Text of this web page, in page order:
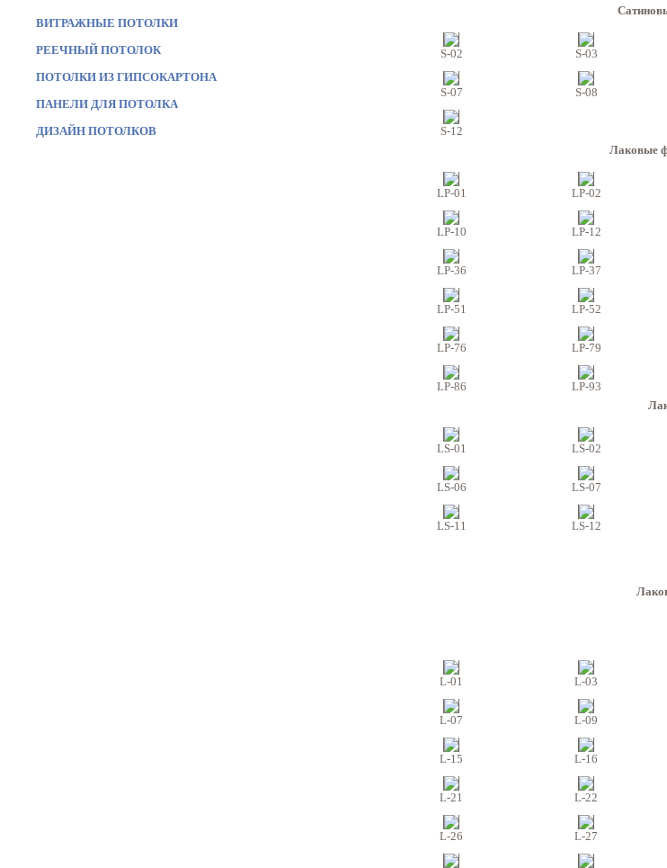
ВИТРАЖНЫЕ ПОТОЛКИ
РЕЕЧНЫЙ ПОТОЛОК
ПОТОЛКИ ИЗ ГИПСОКАРТОНА
ПАНЕЛИ ДЛЯ ПОТОЛКА
ДИЗАЙН ПОТОЛКОВ
S-02 S-03
S-07 S-08
S-12
Лаковые
LP-01 LP-02
LP-10 LP-12
LP-36 LP-37
LP-51 LP-52
LP-76 LP-79
LP-86
LP-93
LS-01 LS-02
LS-06 LS-07
LS-11 LS-12
L-01 L-03
L-07 L-09
L-15 L-16
L-21 L-22
L-26 L-27